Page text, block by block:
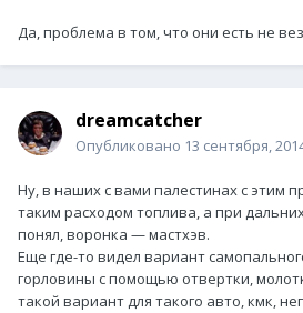
Да, проблема в том, что они есть не
dreamcatcher
Опубликовано 13 сентября,
Ну, в наших с вами палестинах с этим
таким расходом топлива, а при
понял, воронка — мастхэв.
Еще где-то видел вариант
горловины с помощью отвертки,
такой вариант для такого авто, кмк,